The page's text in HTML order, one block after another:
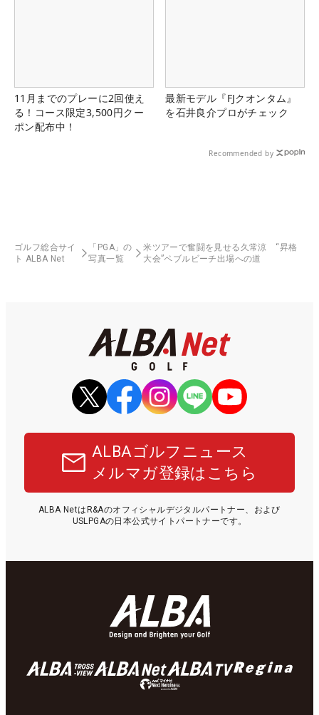
11月までのプレーに2回使え
る！コース限定3,500円クー
ポン配布中！
最新モデル『FJクオンタム』
を石井良介プロがチェック
Recommended by
ゴルフ総合サイ
ト ALBA Net
「PGA」の
写真一覧
米ツアーで奮闘を見せる久常涼 “昇格
大会”ペブルビーチ出場への道
ALBAゴルフニュース
メルマガ登録はこちら
ALBA NetはR&Aのオフィシャルデジタルパートナー、および
USLPGAの日本公式サイトパートナーです。